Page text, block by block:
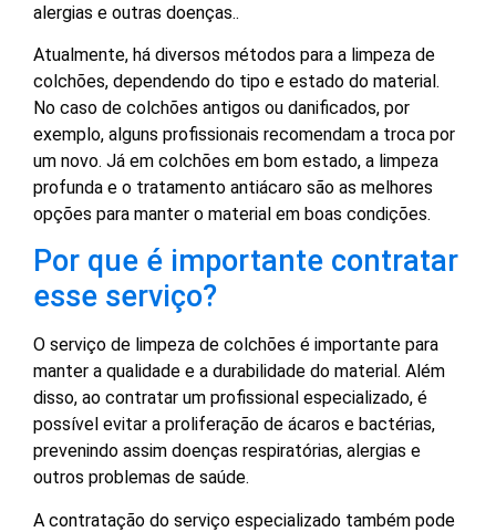
alergias e outras doenças..
Atualmente, há diversos métodos para a limpeza de
colchões, dependendo do tipo e estado do material.
No caso de colchões antigos ou danificados, por
exemplo, alguns profissionais recomendam a troca por
um novo. Já em colchões em bom estado, a limpeza
profunda e o tratamento antiácaro são as melhores
opções para manter o material em boas condições.
Por que é importante contratar
esse serviço?
O serviço de limpeza de colchões é importante para
manter a qualidade e a durabilidade do material. Além
disso, ao contratar um profissional especializado, é
possível evitar a proliferação de ácaros e bactérias,
prevenindo assim doenças respiratórias, alergias e
outros problemas de saúde.
A contratação do serviço especializado também pode